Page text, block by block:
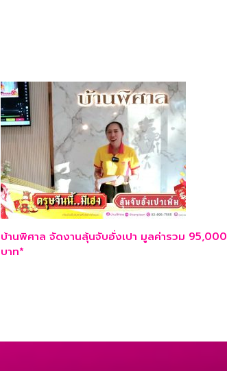
บ้านพิศาล จัดงานลุ้นจับอั่งเปา มูลค่ารวม 95,000
บาท*